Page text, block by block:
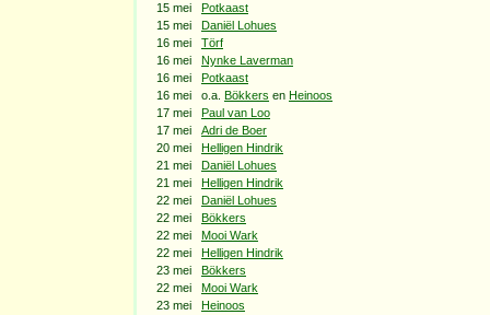
15 mei
Potkaast
15 mei
Daniël Lohues
16 mei
Törf
16 mei
Nynke Laverman
16 mei
Potkaast
16 mei
o.a. Bökkers en Heinoos
17 mei
Paul van Loo
17 mei
Adri de Boer
20 mei
Helligen Hindrik
21 mei
Daniël Lohues
21 mei
Helligen Hindrik
22 mei
Daniël Lohues
22 mei
Bökkers
22 mei
Mooi Wark
22 mei
Helligen Hindrik
23 mei
Bökkers
22 mei
Mooi Wark
23 mei
Heinoos